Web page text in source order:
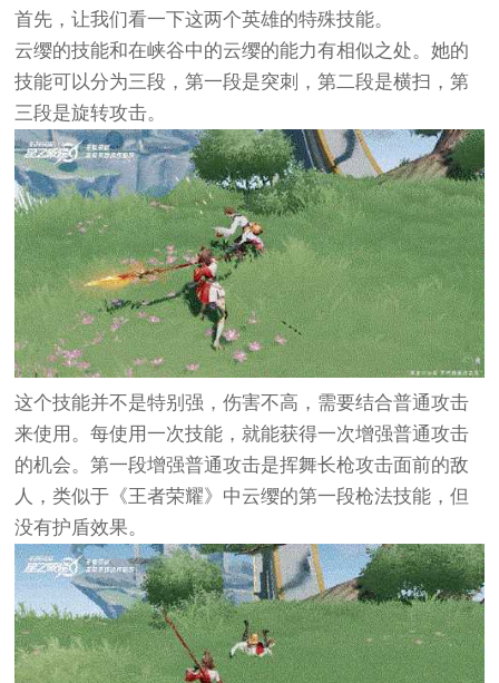
首先，让我们看一下这两个英雄的特殊技能。
云缨的技能和在峡谷中的云缨的能力有相似之处。她的
技能可以分为三段，第一段是突刺，第二段是横扫，第
三段是旋转攻击。
这个技能并不是特别强，伤害不高，需要结合普通攻击
来使用。每使用一次技能，就能获得一次增强普通攻击
的机会。第一段增强普通攻击是挥舞长枪攻击面前的敌
人，类似于《王者荣耀》中云缨的第一段枪法技能，但
没有护盾效果。